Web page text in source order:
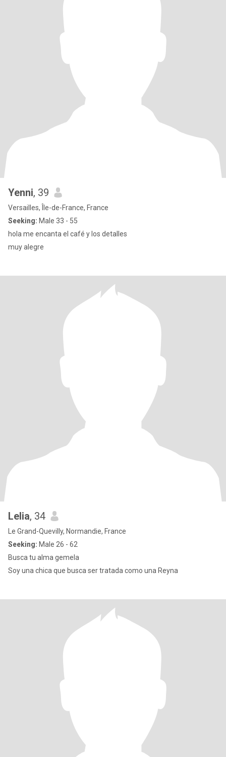
Yenni, 39
Versailles, Île-de-France, France
Seeking: Male 33 - 55
hola me encanta el café y los detalles
muy alegre
Lelia, 34
Le Grand-Quevilly, Normandie, France
Seeking: Male 26 - 62
Busca tu alma gemela
Soy una chica que busca ser tratada como una Reyna